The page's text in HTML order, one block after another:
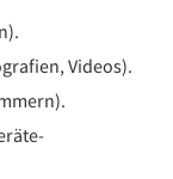
Videos).